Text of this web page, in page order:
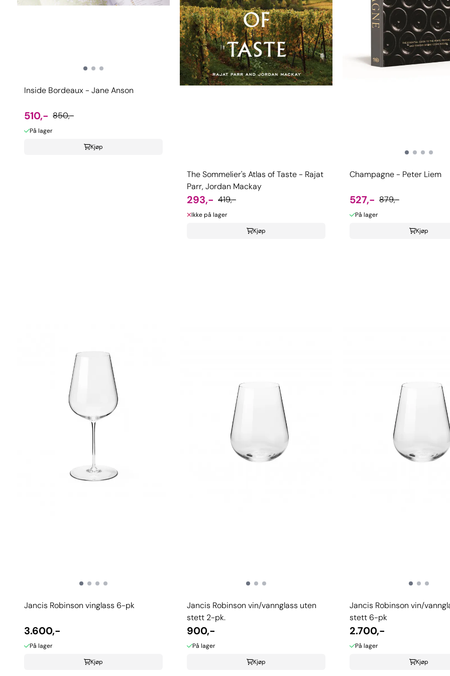
Inside Bordeaux - Jane Anson
510,- 850,-
På lager
Kjøp
The Sommelier's Atlas of Taste - Rajat
Parr, Jordan Mackay
293,- 419,-
Ikke på lager
Kjøp
Champagne - Peter Liem
527,- 879,-
På lager
Kjøp
Jancis Robinson vinglass 6-pk
3.600,-
På lager
Kjøp
Jancis Robinson vin/vannglass uten
stett 2-pk.
900,-
På lager
Kjøp
Jancis Robinson vin/
stett 6-pk
2.700,-
På lager
Kjøp